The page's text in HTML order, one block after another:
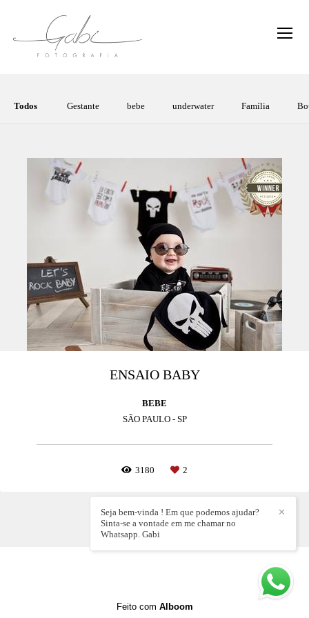
Todos Gestante bebe underwater Família
ENSAIO BABY
BEBE
SÃO PAULO - SP
3180 2
✕
Seja bem-vinda ! Em que podemos ajudar?
Sinta-se a vontade em me chamar no
Whatsapp. Gabi
Feito com Alboom